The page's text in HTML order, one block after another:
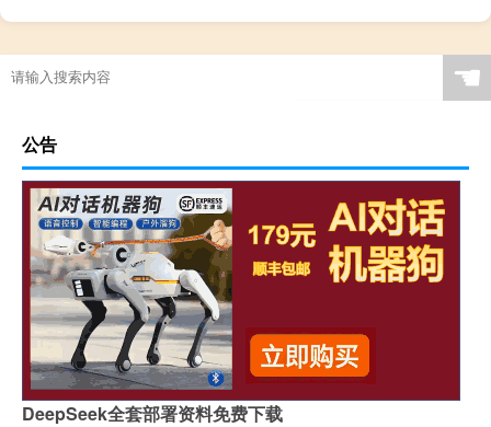
☚
公告
DeepSeek全套部署资料免费下载